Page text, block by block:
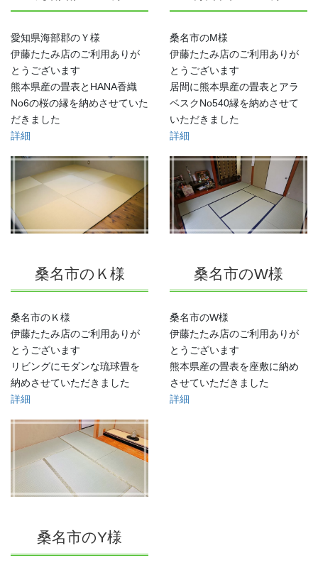
愛知県海部郡のＹ様
伊藤たたみ店のご利用ありが
とうございます
熊本県産の畳表とHANA香織
No6の桜の縁を納めさせていた
だきました
詳細
桑名市のM様
伊藤たたみ店のご利用ありが
とうございます
居間に熊本県産の畳表とアラ
ベスクNo540縁を納めさせて
いただきました
詳細
桑名市のＫ様
桑名市のＫ様
伊藤たたみ店のご利用ありが
とうございます
リビングにモダンな琉球畳を
納めさせていただきました
詳細
桑名市のW様
桑名市のW様
伊藤たたみ店のご利用ありが
とうございます
熊本県産の畳表を座敷に納め
させていただきました
詳細
桑名市のY様